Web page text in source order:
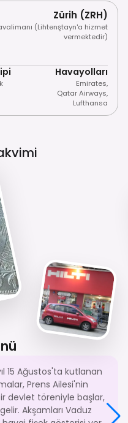
Zürih (ZRH)
(Lihtenştayn'a hizmet
vermektedir)
Havayolları
Emirates,
Qatar Airways,
Lufthansa
15 Ağustos'ta kutlanan
Prens Ailesi'nin
devlet töreniyle başlar,
Akşamları Vaduz